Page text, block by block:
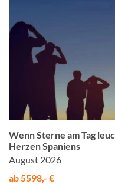
Wenn Sterne am Tag
Herzen Spaniens
August 2026
ab 5598,- €